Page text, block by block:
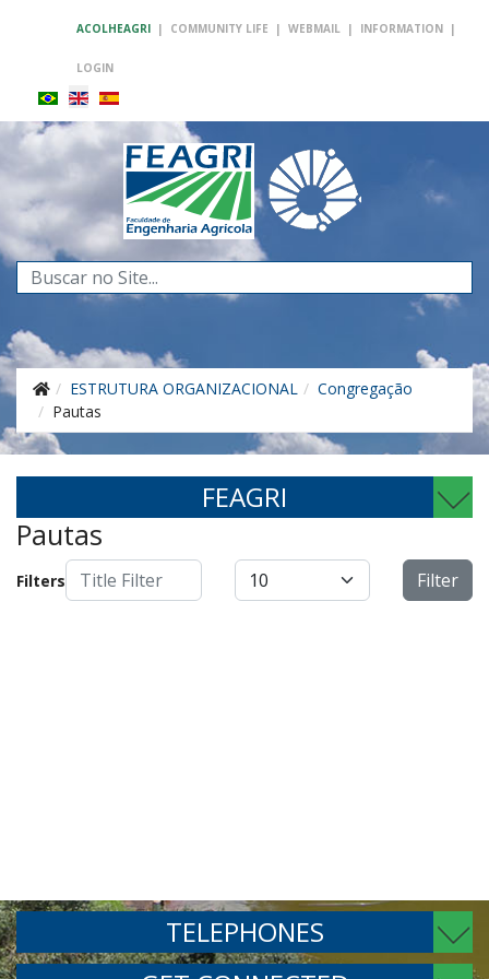
ACOLHEAGRI | COMMUNITY LIFE | WEBMAIL | INFORMATION |
LOGIN
Search
...
ESTRUTURA ORGANIZACIONAL
Congregação
Pautas
FEAGRI
Pautas
FiltersTitle Filter Display # Filter
TELEPHONES